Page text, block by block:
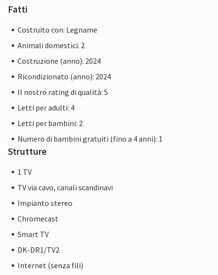
rinfresco.
Informazioni pratiche
centrale per tutti gli ospiti. Qui non solo troverete
assistenza e informazioni, ma anche spunti per attività ed
escursioni nella zona. Offriamo una colazione
Nota: la biancheria da letto, 1 asciugamano e 1
strofinaccio sono inclusi nell'affitto.
Fatti
Costruito con: Legname
Animali domestici: 2
Costruzione (anno): 2024
Ricondizionato (anno): 2024
Il nostro rating di qualità: 5
Letti per adulti: 4
Letti per bambini: 2
Numero di bambini gratuiti (fino a 4 anni): 1
Strutture
1 TV
TV via cavo, canali scandinavi
Impianto stereo
Chromecast
Smart TV
DK-DR1/TV2
Internet (senza fili)